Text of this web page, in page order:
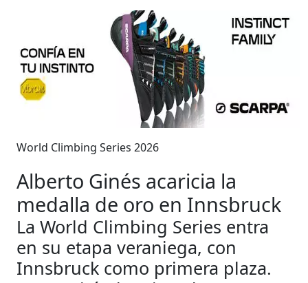
World Climbing Series 2026
Alberto Ginés acaricia la
medalla de oro en Innsbruck
La World Climbing Series entra
en su etapa veraniega, con
Innsbruck como primera plaza.